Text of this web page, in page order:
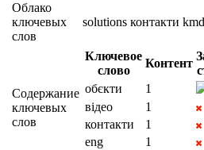
Облако
ключевых
слов
solutions контакти kmd
Содержание
ключевых
слов
Ключевое
слово
Контент
обєкти
1
відео
1
контакти
1
eng
1